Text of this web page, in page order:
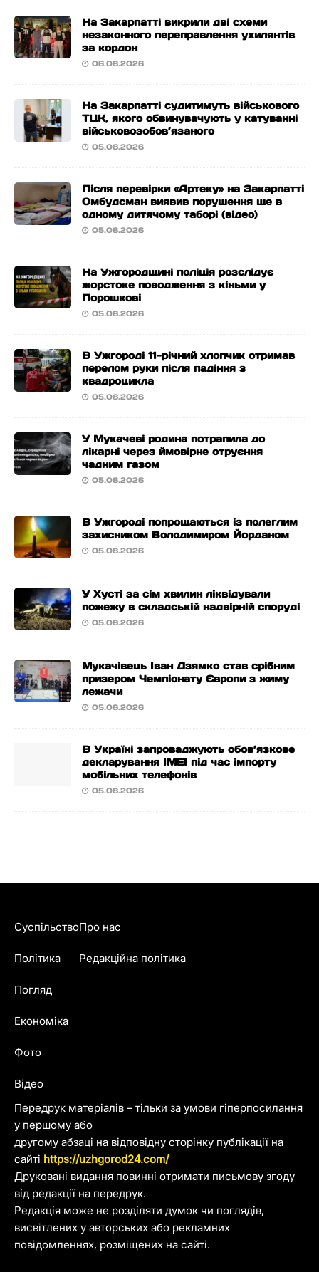
На Закарпатті викрили дві схеми
незаконного переправлення ухилянтів
за кордон
06.08.2026
На Закарпатті судитимуть військового
ТЦК, якого обвинувачують у катуванні
військовозобов’язаного
05.08.2026
Після перевірки «Артеку» на Закарпатті
Омбудсман виявив порушення ще в
одному дитячому таборі (відео)
05.08.2026
На Ужгородщині поліція розслідує
жорстоке поводження з кіньми у
Порошкові
05.08.2026
В Ужгороді 11-річний хлопчик отримав
перелом руки після падіння з
квадроцикла
05.08.2026
У Мукачеві родина потрапила до
лікарні через ймовірне отруєння
чадним газом
05.08.2026
В Ужгороді попрощаються із полеглим
захисником Володимиром Йорданом
05.08.2026
У Хусті за сім хвилин ліквідували
пожежу в складській надвірній споруді
05.08.2026
Мукачівець Іван Дзямко став срібним
призером Чемпіонату Європи з жиму
лежачи
05.08.2026
В Україні запроваджують обов’язкове
декларування IMEI під час імпорту
мобільних телефонів
05.08.2026
Передрук матеріалів – тільки за умови гіперпосилання
у першому або
другому абзаці на відповідну сторінку публікації на
сайті https://uzhgorod24.com/
Друковані видання повинні отримати письмову згоду
від редакції на передрук.
Редакція може не розділяти думок чи поглядів,
висвітлених у авторських або рекламних
повідомленнях, розміщених на сайті.
Суспільство
Політика
Погляд
Економіка
Фото
Відео
Про нас
Редакційна політика